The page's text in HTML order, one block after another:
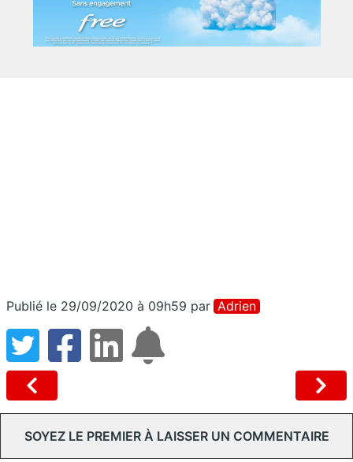
Publié le 29/09/2020 à 09h59 par Adrien
SOYEZ LE PREMIER À LAISSER UN COMMENTAIRE